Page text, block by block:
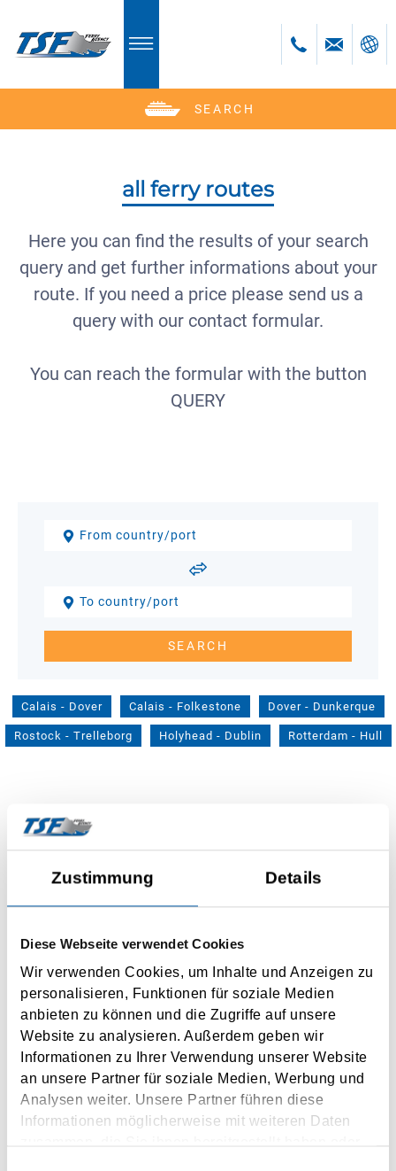
Zustimmung Details
Diese Webseite verwendet Cookies
Wir verwenden Cookies, um Inhalte und Anzeigen zu
personalisieren, Funktionen für soziale Medien
anbieten zu können und die Zugriffe auf unsere
Website zu analysieren. Außerdem geben wir
Informationen zu Ihrer Verwendung unserer Website
an unsere Partner für soziale Medien, Werbung und
Analysen weiter. Unsere Partner führen diese
Informationen möglicherweise mit weiteren Daten
SEARCH
Česky
Bulgară
all ferry routes
Here you can find the results of your search
query and get further informations about your
route. If you need a price please send us a
query with our contact formular.
You can reach the formular with the button
QUERY
Calais - Dover Calais - Folkestone Dover- Dunkerque
Rostock - Trelleborg Holyhead - Dublin Rotterdam - Hull
Dover
Dunkerque
9-12 x daily
1,7 h driving time
INQUIRY